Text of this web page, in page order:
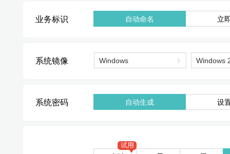
业务标识 自动命名 立
系统镜像
系统密码 自动生成 设
试用